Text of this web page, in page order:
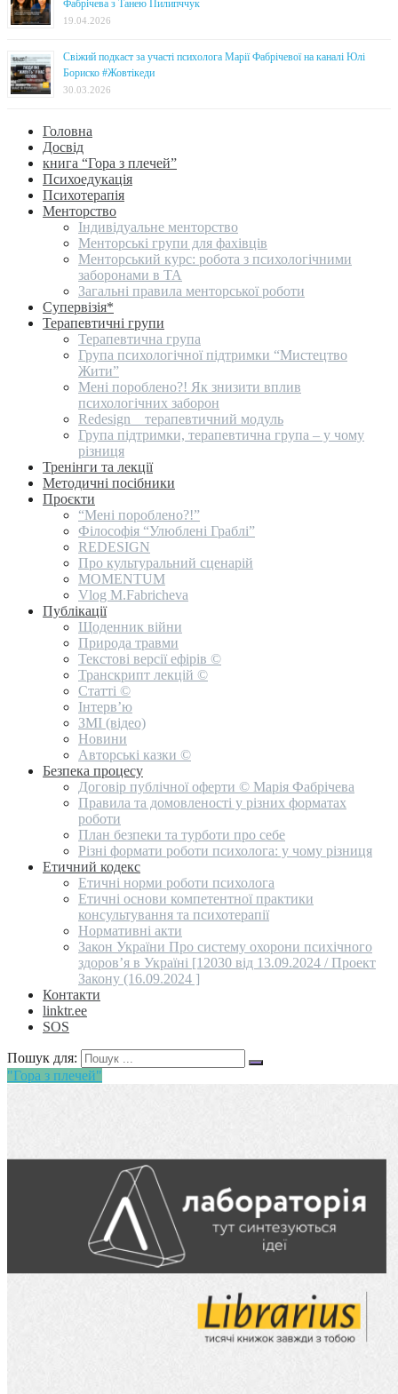
Фабрічева з Танею Пилипччук
19.04.2026
Свіжий подкаст за участі психолога Марії Фабрічевої на каналі Юлі
Бориско #Жовтікеди
30.03.2026
Головна
Досвід
книга “Гора з плечей”
Психоедукація
Психотерапія
Менторство
Індивідуальне менторство
Менторські групи для фахівців
Менторський курс: робота з психологічними
заборонами в ТА
Загальні правила менторської роботи
Супервізія*
Терапевтичні групи
Терапевтична група
Група психологічної підтримки “Мистецтво
Жити”
Мені пороблено?! Як знизити вплив
психологічних заборон
Redesign _ терапевтичний модуль
Група підтримки, терапевтична група – у чому
різниця
Тренінги та лекції
Методичні посібники
Проєкти
“Мені пороблено?!”
Філософія “Улюблені Граблі”
REDESIGN
Про культуральний сценарій
MOMENTUM
Vlog M.Fabricheva
Публікації
Щоденник війни
Природа травми
Текстові версії ефірів ©
Транскрипт лекцій ©
Статті ©
Інтерв’ю
ЗМІ (відео)
Новини
Авторські казки ©
Безпека процесу
Договір публічної оферти © Марія Фабрічева
Правила та домовленості у різних форматах
роботи
План безпеки та турботи про себе
Різні формати роботи психолога: у чому різниця
Етичний кодекс
Етичні норми роботи психолога
Етичні основи компетентної практики
консультування та психотерапії
Нормативні акти
Закон України Про систему охорони психічного
здоров’я в Україні [12030 від 13.09.2024 / Проект
Закону (16.09.2024 ]
Контакти
linktr.ee
SOS
Пошук для:
"Гора з плечей"